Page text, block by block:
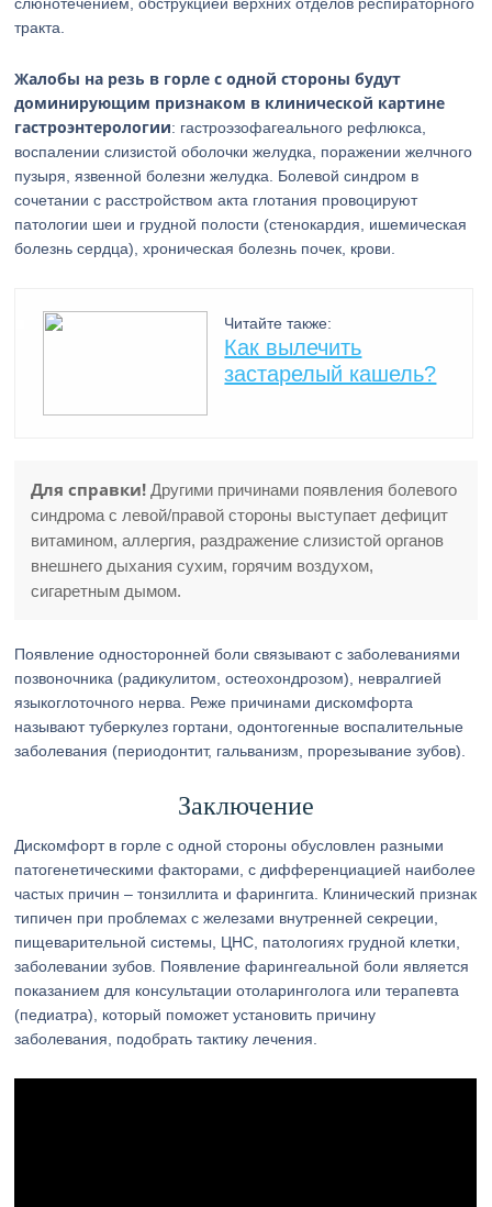
тракта.
Жалобы на резь в горле с одной стороны будут
доминирующим признаком в клинической картине
гастроэнтерологии: гастроэзофагеального рефлюкса,
воспалении слизистой оболочки желудка, поражении желчного
пузыря, язвенной болезни желудка. Болевой синдром в
сочетании с расстройством акта глотания провоцируют
патологии шеи и грудной полости (стенокардия, ишемическая
болезнь сердца), хроническая болезнь почек, крови.
Читайте также:
Как вылечить
застарелый кашель?
Для справки! Другими причинами появления болевого
синдрома с левой/правой стороны выступает дефицит
витамином, аллергия, раздражение слизистой органов
внешнего дыхания сухим, горячим воздухом,
сигаретным дымом.
Появление односторонней боли связывают с заболеваниями
позвоночника (радикулитом, остеохондрозом), невралгией
языкоглоточного нерва. Реже причинами дискомфорта
называют туберкулез гортани, одонтогенные воспалительные
заболевания (периодонтит, гальванизм, прорезывание зубов).
Заключение
Дискомфорт в горле с одной стороны обусловлен разными
патогенетическими факторами, с дифференциацией наиболее
частых причин – тонзиллита и фарингита. Клинический признак
типичен при проблемах с железами внутренней секреции,
пищеварительной системы, ЦНС, патологиях грудной клетки,
заболевании зубов. Появление фарингеальной боли является
показанием для консультации отоларинголога или терапевта
(педиатра), который поможет установить причину
заболевания, подобрать тактику лечения.